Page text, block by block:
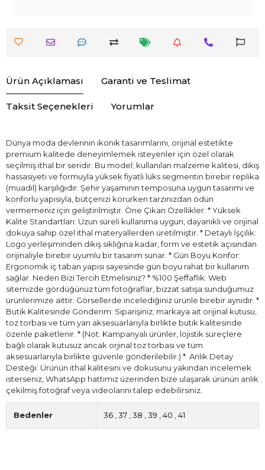
Ürün Açıklaması Garanti ve Teslimat
Taksit Seçenekleri Yorumlar
Dünya moda devlerinin ikonik tasarımlarını, orijinal estetikte
premium kalitede deneyimlemek isteyenler için özel olarak
seçilmiş ithal bir seridir. Bu model; kullanılan malzeme kalitesi, dikiş
hassasiyeti ve formuyla yüksek fiyatlı lüks segmentin birebir replika
(muadil) karşılığıdır. Şehir yaşamının temposuna uygun tasarımı ve
konforlu yapısıyla, bütçenizi korurken tarzınızdan ödün
vermemeniz için geliştirilmiştir. Öne Çıkan Özellikler: * Yüksek
Kalite Standartları: Uzun süreli kullanıma uygun, dayanıklı ve orijinal
dokuya sahip özel ithal materyallerden üretilmiştir. * Detaylı İşçilik:
Logo yerleşiminden dikiş sıklığına kadar, form ve estetik açısından
orijinaliyle birebir uyumlu bir tasarım sunar. * Gün Boyu Konfor:
Ergonomik iç taban yapısı sayesinde gün boyu rahat bir kullanım
sağlar. Neden Bizi Tercih Etmelisiniz? * %100 Şeffaflık: Web
sitemizde gördüğünüz tüm fotoğraflar, bizzat satışa sunduğumuz
ürünlerimize aittir. Görsellerde incelediğiniz ürünle birebir aynıdır. *
Butik Kalitesinde Gönderim: Siparişiniz; markaya ait orijinal kutusu,
toz torbası ve tüm yan aksesuarlarıyla birlikte butik kalitesinde
özenle paketlenir. * (Not: Kampanyalı ürünler, lojistik süreçlere
bağlı olarak kutusuz ancak orjinal toz torbası ve tüm
aksesuarlarıyla birlikte güvenle gönderilebilir.) * ⁠ Anlık Detay
Desteği: Ürünün ithal kalitesini ve dokusunu yakından incelemek
isterseniz, WhatsApp hattımız üzerinden bize ulaşarak ürünün anlık
çekilmiş fotoğraf veya videolarını talep edebilirsiniz.
Bedenler 36 37 38 39 40 41